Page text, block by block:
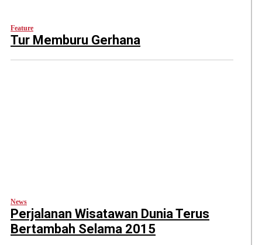
Feature
Tur Memburu Gerhana
News
Perjalanan Wisatawan Dunia Terus
Bertambah Selama 2015